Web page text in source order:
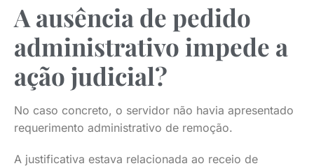
A ausência de pedido
administrativo impede a
ação judicial?
No caso concreto, o servidor não havia apresentado
requerimento administrativo de remoção.
A justificativa estava relacionada ao receio de